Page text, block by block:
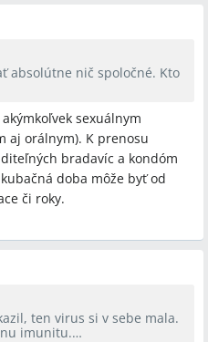
absolútne nič spoločné. Kto
sexuálnym
aj orálnym). K prenosu
bradavíc a kondóm
doba môže byť od
či roky.
ten virus si v sebe mala.
imunitu.